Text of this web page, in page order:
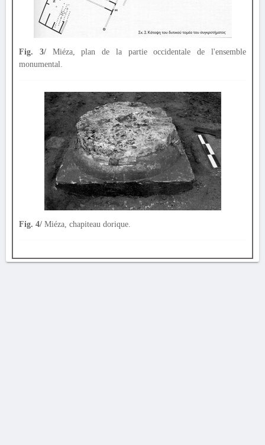
Fig. 3/Miéza, plan de la partie occidentale de l'ensemble
monumental.
Fig. 4/ Miéza, chapiteau dorique.